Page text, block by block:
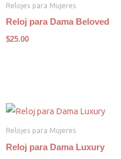
Relojes para Mujeres
Reloj para Dama Beloved
$25.00
Relojes para Mujeres
Reloj para Dama Luxury